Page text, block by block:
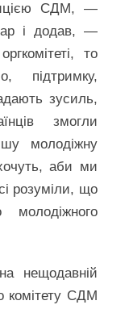
СДМ, ―
і додав, ―
то
підтримку,
зусиль,
змогли
молодіжну
аби ми
розуміли, що
нещодавній
комітету СДМ